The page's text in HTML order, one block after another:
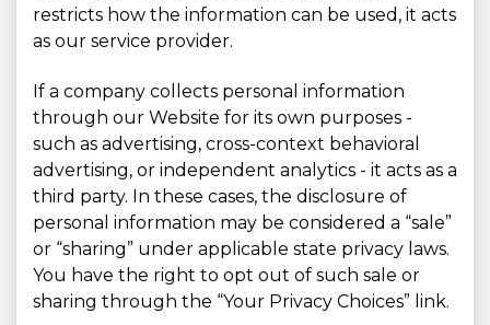
restricts how the information can be used, it acts
as our service provider.
If a company collects personal information
through our Website for its own purposes -
such as advertising, cross-context behavioral
advertising, or independent analytics - it acts as a
third party. In these cases, the disclosure of
personal information may be considered a “sale”
or “sharing” under applicable state privacy laws.
You have the right to opt out of such sale or
sharing through the “Your Privacy Choices” link.